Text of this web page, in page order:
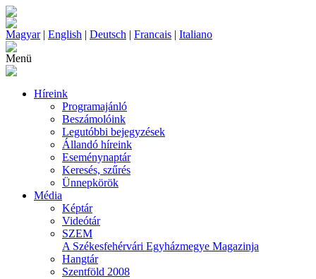
Magyar| English | Deutsch | Francais | Italiano
Menü
Híreink
Programajánló
Beszámolóink
Legutóbbi bejegyzések
Állandó híreink
Eseménynaptár
Keresés, szűrés
Ünnepkörök
Média
Képtár
Videótár
SZEM
A Székesfehérvári Egyházmegye Magazinja
Hangtár
Szentföld 2008